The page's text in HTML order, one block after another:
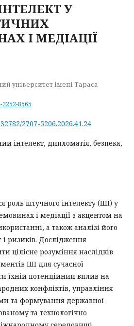
У
І МЕДІАЦІЇ
університет імені Тараса
8565
2707-5206.2026.41.24
інтелект, дипломатія, безпека,
роль штучного інтелекту (ШІ) у
і медіації з акцентом на
а також аналізі його
ризиків. Дослідження
цілісне розуміння наслідків
ШІ для сучасної
їхній потенційний вплив на
конфліктів, управління
та формування державної
та технологічно